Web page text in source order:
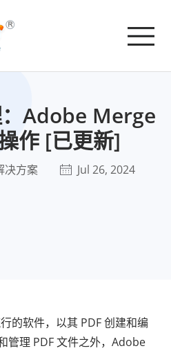
Adobe Merge
作 [已更新]
决方案 Jul 26, 2024
的软件，以其 PDF 创建和编
管理 PDF 文件之外，Adobe